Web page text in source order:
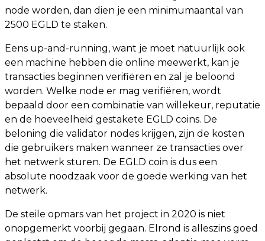
node worden, dan dien je een minimumaantal van
2500 EGLD te staken.
Eens up-and-running, want je moet natuurlijk ook
een machine hebben die online meewerkt, kan je
transacties beginnen verifiëren en zal je beloond
worden. Welke node er mag verifiëren, wordt
bepaald door een combinatie van willekeur, reputatie
en de hoeveelheid gestakete EGLD coins. De
beloning die validator nodes krijgen, zijn de kosten
die gebruikers maken wanneer ze transacties over
het netwerk sturen. De EGLD coin is dus een
absolute noodzaak voor de goede werking van het
netwerk.
De steile opmars van het project in 2020 is niet
onopgemerkt voorbij gegaan. Elrond is alleszins goed